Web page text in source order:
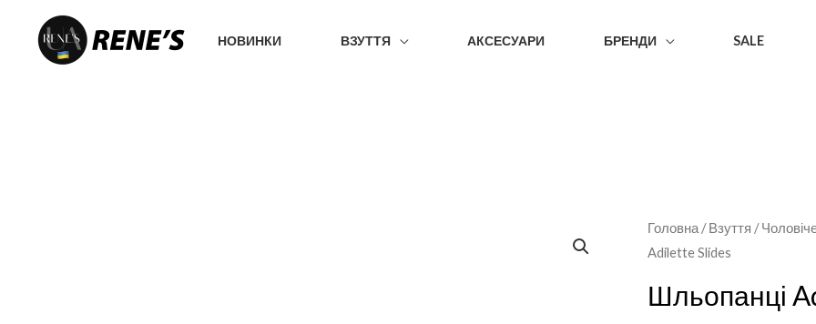
Перейти
НОВИНКИ ВЗУТТЯ АКСЕСУАРИ БРЕНДИ SALE
Головна /Взуття /
Adilette Slides
Шльопанці